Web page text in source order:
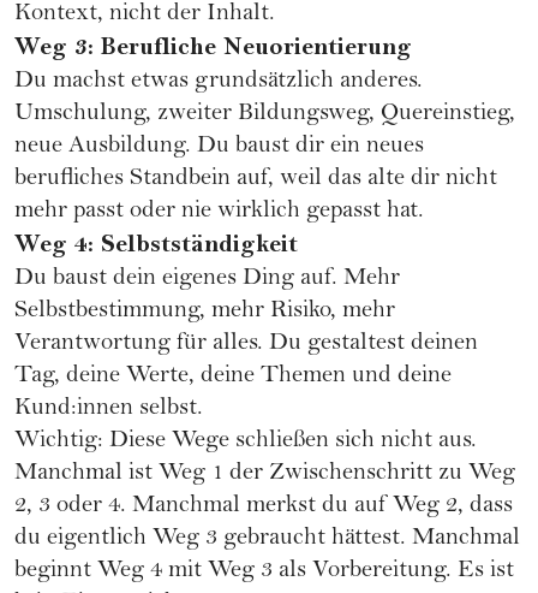
Kontext, nicht der Inhalt.
Weg 3: Berufliche Neuorientierung
Du machst etwas grundsätzlich anderes.
Umschulung, zweiter Bildungsweg, Quereinstieg,
neue Ausbildung. Du baust dir ein neues
berufliches Standbein auf, weil das alte dir nicht
mehr passt oder nie wirklich gepasst hat.
Weg 4: Selbstständigkeit
Du baust dein eigenes Ding auf. Mehr
Selbstbestimmung, mehr Risiko, mehr
Verantwortung für alles. Du gestaltest deinen
Tag, deine Werte, deine Themen und deine
Kund:innen selbst.
Wichtig: Diese Wege schließen sich nicht aus.
Manchmal ist Weg 1 der Zwischenschritt zu Weg
2, 3 oder 4. Manchmal merkst du auf Weg 2, dass
du eigentlich Weg 3 gebraucht hättest. Manchmal
beginnt Weg 4 mit Weg 3 als Vorbereitung. Es ist